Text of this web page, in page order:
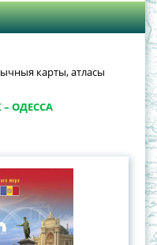
карты, атласы
– ОДЕССА